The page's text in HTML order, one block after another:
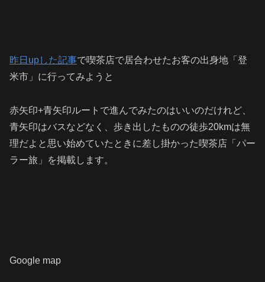
昨日upした記事で喫茶店で居合わせたお客の出身地「登
米市」に行ってみようと
赤矢印+青矢印ルートで進んでみたのはいいのだけれど、
青矢印はバスなどなく、歩き出したものの徒歩20kmは無
理だよと思い始めていたときに差し掛かった喫茶店「パー
ラー旅」を掲載します。
Google map